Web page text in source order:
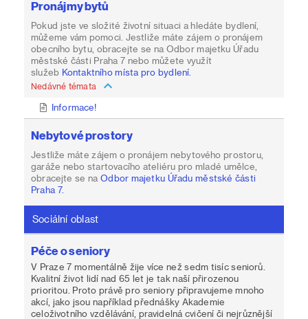
Pronájmy bytů
Pokud jste ve složité životní situaci a hledáte bydlení,
můžeme vám pomoci. Jestliže máte zájem o pronájem
obecního bytu, obracejte se na Odbor majetku Úřadu
městské části Praha 7 nebo můžete využít
služeb Kontaktního místa pro bydlení.
Nedávné témata
Informace!
Nebytové prostory
Jestliže máte zájem o pronájem nebytového prostoru,
garáže nebo startovacího ateliéru pro mladé umělce,
obracejte se naOdbor majetku Úřadu městské části
Praha 7.
Sociální oblast
Péče o seniory
V Praze 7 momentálně žije více než sedm tisíc seniorů.
Kvalitní život lidí nad 65 let je tak naší přirozenou
prioritou. Proto právě pro seniory připravujeme mnoho
akcí, jako jsou například přednášky Akademie
celoživotního vzdělávání, pravidelná cvičení či nejrůznější